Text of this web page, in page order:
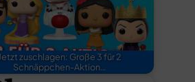
Jetzt zuschlagen: Große 3 für 2
Schnäppchen-Aktion…